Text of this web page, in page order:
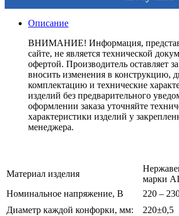
Описание
ВНИМАНИЕ! Информация,
сайте, не является технической
офертой. Производитель оставляет
вносить изменения в конструкцию,
комплектацию и технические
изделий без предварительного
оформлении заказа уточняйте
характеристики изделий у
менеджера.
Материал изделия
марки
Номинальное напряжение, В
220 –
Диаметр каждой конфорки, мм:
220±0,5